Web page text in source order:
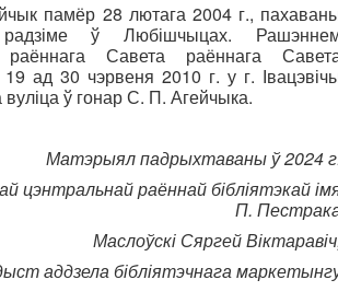
памёр 28 лютага 2004 г.,
ў Любішчыцах.
раённага Савета раённага
ад 30 чэрвеня 2010 г. у г.
ў гонар С. П. Агейчыка.
Матэрыял падрыхтаваны ў 2024
цэнтральнай раённай бібліятэкай
П.
Маслоўскі Сяргей
аддзела бібліятэчнага